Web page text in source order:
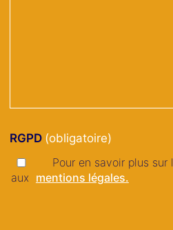
RGPD
Pour en savoir plus
aux mentions légales.